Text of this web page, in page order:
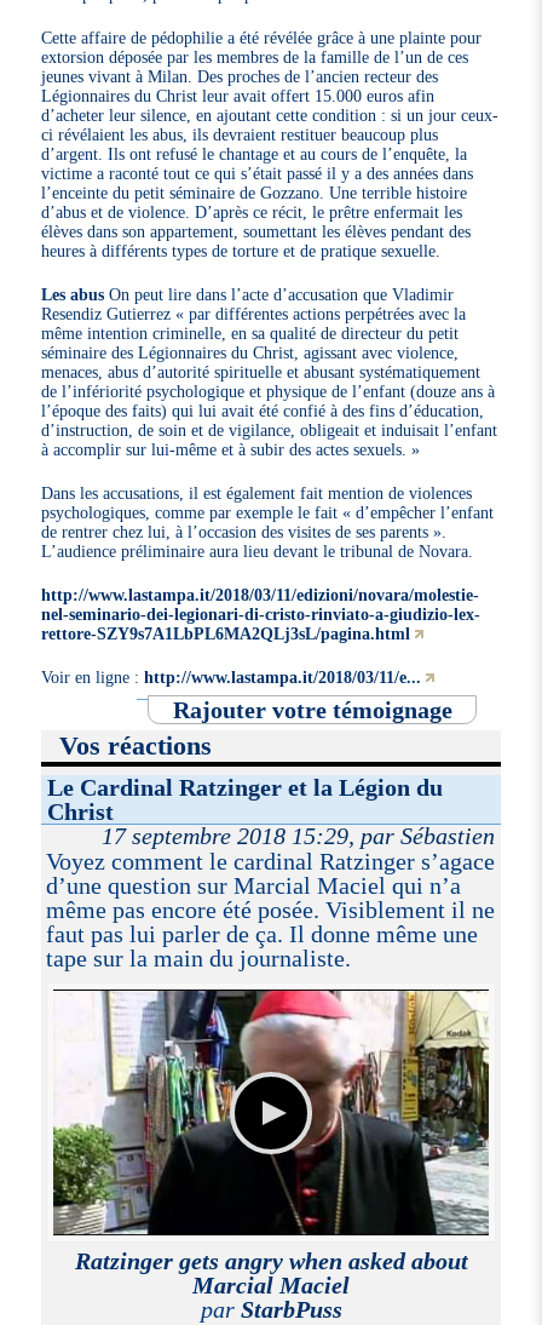
Cette affaire de pédophilie a été révélée grâce à une plainte pour
extorsion déposée par les membres de la famille de l’un de ces
jeunes vivant à Milan. Des proches de l’ancien recteur des
Légionnaires du Christ leur avait offert 15.000 euros afin
d’acheter leur silence, en ajoutant cette condition : si un jour ceux-
ci révélaient les abus, ils devraient restituer beaucoup plus
d’argent. Ils ont refusé le chantage et au cours de l’enquête, la
victime a raconté tout ce qui s’était passé il y a des années dans
l’enceinte du petit séminaire de Gozzano. Une terrible histoire
d’abus et de violence. D’après ce récit, le prêtre enfermait les
élèves dans son appartement, soumettant les élèves pendant des
heures à différents types de torture et de pratique sexuelle.
Les abus On peut lire dans l’acte d’accusation que Vladimir
Resendiz Gutierrez « par différentes actions perpétrées avec la
même intention criminelle, en sa qualité de directeur du petit
séminaire des Légionnaires du Christ, agissant avec violence,
menaces, abus d’autorité spirituelle et abusant systématiquement
de l’infériorité psychologique et physique de l’enfant (douze ans à
l’époque des faits) qui lui avait été confié à des fins d’éducation,
d’instruction, de soin et de vigilance, obligeait et induisait l’enfant
à accomplir sur lui-même et à subir des actes sexuels. »
Dans les accusations, il est également fait mention de violences
psychologiques, comme par exemple le fait « d’empêcher l’enfant
de rentrer chez lui, à l’occasion des visites de ses parents ».
L’audience préliminaire aura lieu devant le tribunal de Novara.
http://www.lastampa.it/2018/03/11/edizioni/novara/molestie-
nel-seminario-dei-legionari-di-cristo-rinviato-a-giudizio-lex-
rettore-SZY9s7A1LbPL6MA2QLj3sL/pagina.html
Voir en ligne :http://www.lastampa.it/2018/03/11/e...
Rajouter votre témoignage
Vos réactions
Le Cardinal Ratzinger et la Légion du
Christ
17 septembre 2018 15:29, par Sébastien
Voyez comment le cardinal Ratzinger s’agace
d’une question sur Marcial Maciel qui n’a
même pas encore été posée. Visiblement il ne
faut pas lui parler de ça. Il donne même une
tape sur la main du journaliste.
Ratzinger gets angry when asked about
Marcial Maciel
par StarbPuss